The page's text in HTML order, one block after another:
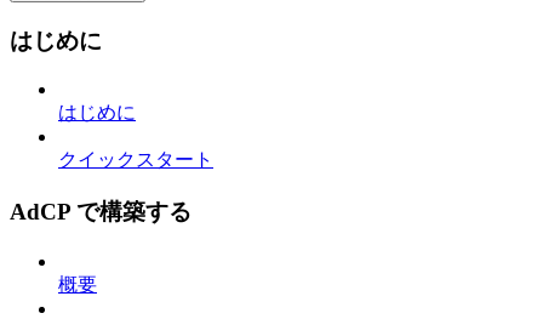
はじめに
はじめに
クイックスタート
AdCP で構築する
概要